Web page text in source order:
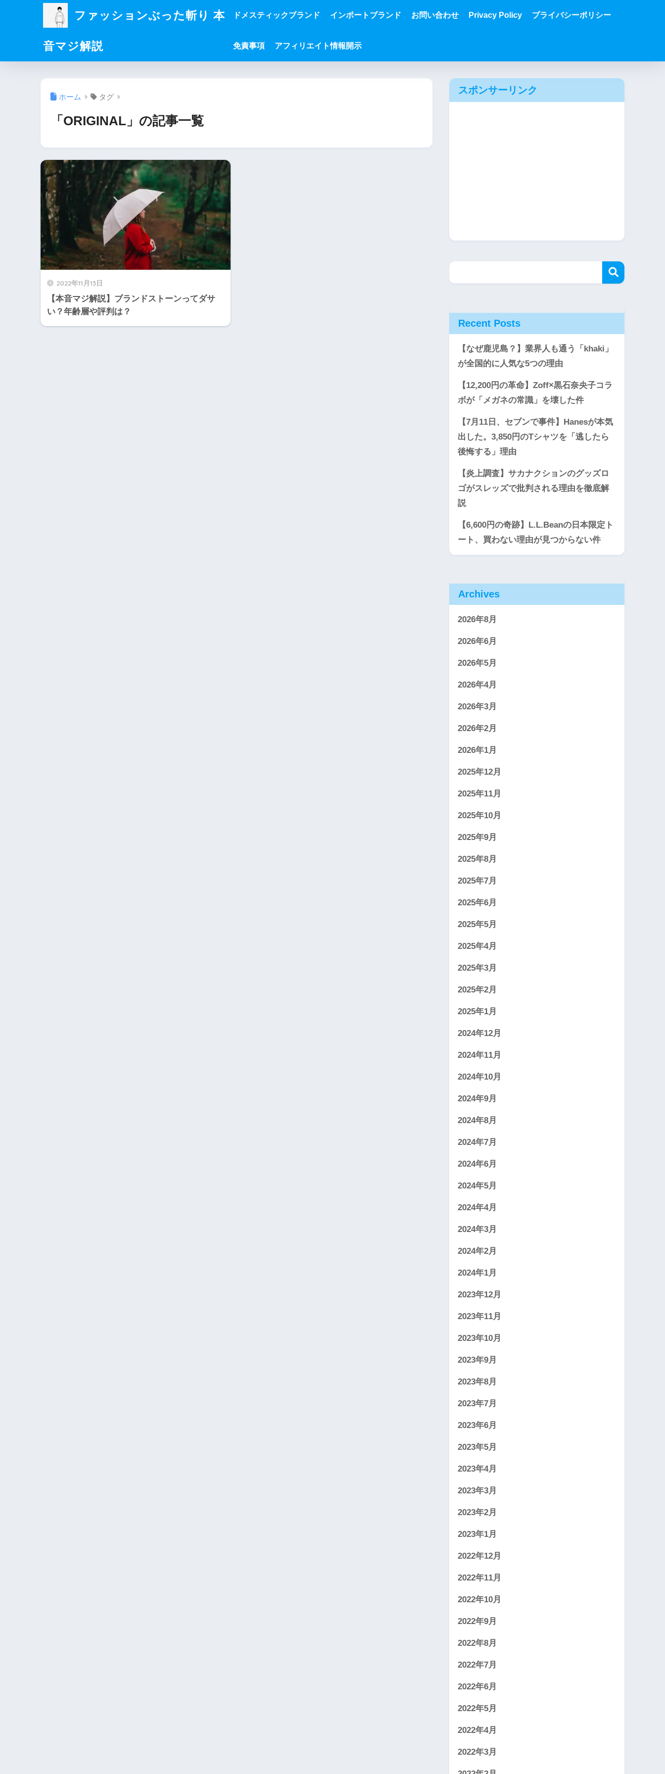
ファッションぶった斬り 本
音マジ解説
ドメスティックブランド インポートブランド お問い合わせ Privacy Policy プライバシーポリシー
免責事項 アフィリエイト情報開示
ホーム タグ
「ORIGINAL」の記事一覧
2022年11月13日
【本音マジ解説】ブランドストーンってダサ
い？年齢層や評判は？
スポンサーリンク
Recent Posts
【なぜ鹿児島？】業界人も通う「khaki」
が全国的に人気な5つの理由
【12,200円の革命】Zoff×黒石奈央子コラ
ボが「メガネの常識」を壊した件
【7月11日、セブンで事件】Hanesが本気
出した。3,850円のTシャツを「逃したら
後悔する」理由
【炎上調査】サカナクションのグッズロ
ゴがスレッズで批判される理由を徹底解
説
【6,600円の奇跡】L.L.Beanの日本限定ト
ート、買わない理由が見つからない件
Archives
2026年8月
2026年6月
2026年5月
2026年4月
2026年3月
2026年2月
2026年1月
2025年12月
2025年11月
2025年10月
2025年9月
2025年8月
2025年7月
2025年6月
2025年5月
2025年4月
2025年3月
2025年2月
2025年1月
2024年12月
2024年11月
2024年10月
2024年9月
2024年8月
2024年7月
2024年6月
2024年5月
2024年4月
2024年3月
2024年2月
2024年1月
2023年12月
2023年11月
2023年10月
2023年9月
2023年8月
2023年7月
2023年6月
2023年5月
2023年4月
2023年3月
2023年2月
2023年1月
2022年12月
2022年11月
2022年10月
2022年9月
2022年8月
2022年7月
2022年6月
2022年5月
2022年4月
2022年3月